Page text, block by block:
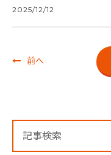
2025/12/12
前へ